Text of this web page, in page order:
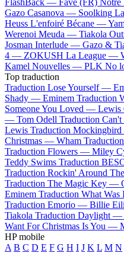
Gazo Casanova — Soolking
Heuss L'enfoiré Bécane —
Werenoi Meuda — Tiakola
Josman Interlude — Gazo &
4 — ZOKUSH La League —
Kamel Nouvelles — PLK No
Top traduction
Traduction Lose Yourself —
Shady — Eminem Traduction
Someone You Loved — Lewis
— Tom Odell Traduction
Lewis Traduction
Christmas — Wham
Traduction Flowers — Miley
Teddy Swims Traduction
Traduction Rockin' Around
Traduction The Magic Key —
Eminem Traduction What
Traduction Emorio — Billie
Tiakola Traduction Daylight —
Want For Christmas Is You —
HP mobile
A B C D E F G H I J K L M N